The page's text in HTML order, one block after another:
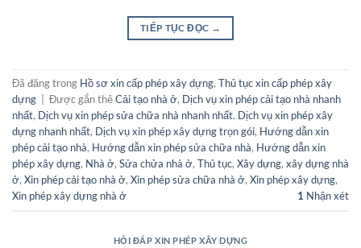
TIẾP TỤC ĐỌC →
Đã đăng trong Hồ sơ xin cấp phép xây dựng, Thủ tục xin cấp phép xây
dựng
Được gắn thẻCải tạo nhà ở, Dịch vụ xin phép cải tạo nhà nhanh
nhất, Dịch vụ xin phép sửa chữa nhà nhanh nhất, Dịch vụ xin phép xây
dựng nhanh nhất, Dịch vụ xin phép xây dựng trọn gói, Hướng dẫn xin
phép cải tạo nhà, Hướng dẫn xin phép sửa chữa nhà, Hướng dẫn xin
phép xây dựng, Nhà ở, Sửa chửa nhà ở, Thủ tục, Xây dựng, xây dựng nhà
ở, Xin phép cải tạo nhà ở, Xin phép sửa chữa nhà ở, Xin phép xây dựng,
Xin phép xây dựng nhà ở
1 Nhận xét
HỎI ĐÁP XIN PHÉP XÂY DỰNG